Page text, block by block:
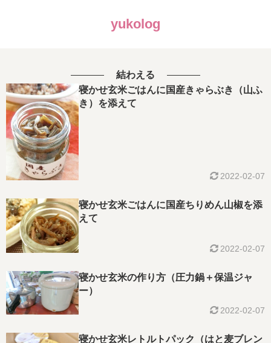
yukolog
結わえる
寝かせ玄米ごはんに国産きゃらぶき（山ふ
き）を添えて
2022-02-07
寝かせ玄米ごはんに国産ちりめん山椒を添
えて
2022-02-07
寝かせ玄米の作り方（圧力鍋＋保温ジャ
ー）
2022-02-07
寝かせ玄米レトルトパック（はと麦ブレン